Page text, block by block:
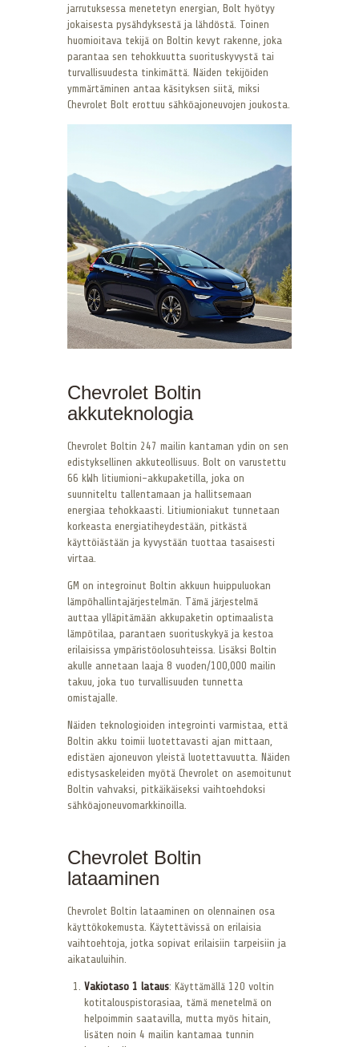
jarrutuksessa menetetyn energian, Bolt hyötyy
jokaisesta pysähdyksestä ja lähdöstä. Toinen
huomioitava tekijä on Boltin kevyt rakenne, joka
parantaa sen tehokkuutta suorituskyvystä tai
turvallisuudesta tinkimättä. Näiden tekijöiden
ymmärtäminen antaa käsityksen siitä, miksi
Chevrolet Bolt erottuu sähköajoneuvojen joukosta.
Chevrolet Boltin
akkuteknologia
Chevrolet Boltin 247 mailin kantaman ydin on sen
edistyksellinen akkuteollisuus. Bolt on varustettu
66 kWh litiumioni-akkupaketilla, joka on
suunniteltu tallentamaan ja hallitsemaan
energiaa tehokkaasti. Litiumioniakut tunnetaan
korkeasta energiatiheydestään, pitkästä
käyttöiästään ja kyvystään tuottaa tasaisesti
virtaa.
GM on integroinut Boltin akkuun huippuluokan
lämpöhallintajärjestelmän. Tämä järjestelmä
auttaa ylläpitämään akkupaketin optimaalista
lämpötilaa, parantaen suorituskykyä ja kestoa
erilaisissa ympäristöolosuhteissa. Lisäksi Boltin
akulle annetaan laaja 8 vuoden/100,000 mailin
takuu, joka tuo turvallisuuden tunnetta
omistajalle.
Näiden teknologioiden integrointi varmistaa, että
Boltin akku toimii luotettavasti ajan mittaan,
edistäen ajoneuvon yleistä luotettavuutta. Näiden
edistysaskeleiden myötä Chevrolet on asemoitunut
Boltin vahvaksi, pitkäikäiseksi vaihtoehdoksi
sähköajoneuvomarkkinoilla.
Chevrolet Boltin
lataaminen
Chevrolet Boltin lataaminen on olennainen osa
käyttökokemusta. Käytettävissä on erilaisia
vaihtoehtoja, jotka sopivat erilaisiin tarpeisiin ja
aikatauluihin.
Vakiotaso 1 lataus: Käyttämällä 120 voltin
kotitalouspistorasiaa, tämä menetelmä on
helpoimmin saatavilla, mutta myös hitain,
lisäten noin 4 mailin kantamaa tunnin